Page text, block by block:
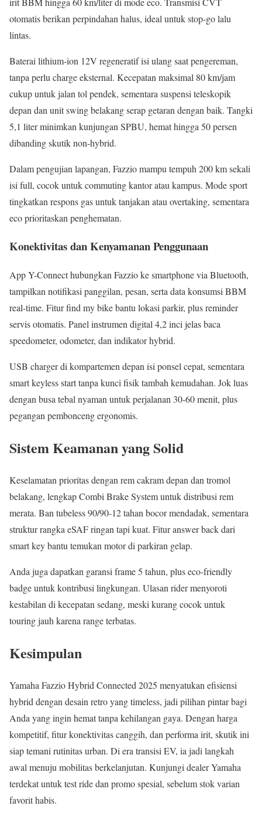
otomatis berikan perpindahan halus, ideal untuk stop-go lalu
lintas.
Baterai lithium-ion 12V regeneratif isi ulang saat pengereman,
tanpa perlu charge eksternal. Kecepatan maksimal 80 km/jam
cukup untuk jalan tol pendek, sementara suspensi teleskopik
depan dan unit swing belakang serap getaran dengan baik. Tangki
5,1 liter minimkan kunjungan SPBU, hemat hingga 50 persen
dibanding skutik non-hybrid.
Dalam pengujian lapangan, Fazzio mampu tempuh 200 km sekali
isi full, cocok untuk commuting kantor atau kampus. Mode sport
tingkatkan respons gas untuk tanjakan atau overtaking, sementara
eco prioritaskan penghematan.
Konektivitas dan Kenyamanan Penggunaan
App Y-Connect hubungkan Fazzio ke smartphone via Bluetooth,
tampilkan notifikasi panggilan, pesan, serta data konsumsi BBM
real-time. Fitur find my bike bantu lokasi parkir, plus reminder
servis otomatis. Panel instrumen digital 4,2 inci jelas baca
speedometer, odometer, dan indikator hybrid.
USB charger di kompartemen depan isi ponsel cepat, sementara
smart keyless start tanpa kunci fisik tambah kemudahan. Jok luas
dengan busa tebal nyaman untuk perjalanan 30-60 menit, plus
pegangan pembonceng ergonomis.
Sistem Keamanan yang Solid
Keselamatan prioritas dengan rem cakram depan dan tromol
belakang, lengkap Combi Brake System untuk distribusi rem
merata. Ban tubeless 90/90-12 tahan bocor mendadak, sementara
struktur rangka eSAF ringan tapi kuat. Fitur answer back dari
smart key bantu temukan motor di parkiran gelap.
Anda juga dapatkan garansi frame 5 tahun, plus eco-friendly
badge untuk kontribusi lingkungan. Ulasan rider menyoroti
kestabilan di kecepatan sedang, meski kurang cocok untuk
touring jauh karena range terbatas.
Kesimpulan
Yamaha Fazzio Hybrid Connected 2025 menyatukan efisiensi
hybrid dengan desain retro yang timeless, jadi pilihan pintar bagi
Anda yang ingin hemat tanpa kehilangan gaya. Dengan harga
kompetitif, fitur konektivitas canggih, dan performa irit, skutik ini
siap temani rutinitas urban. Di era transisi EV, ia jadi langkah
awal menuju mobilitas berkelanjutan. Kunjungi dealer Yamaha
terdekat untuk test ride dan promo spesial, sebelum stok varian
favorit habis.